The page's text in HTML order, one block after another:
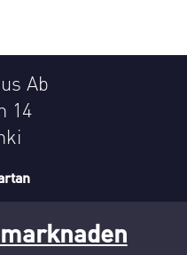
Ab
14